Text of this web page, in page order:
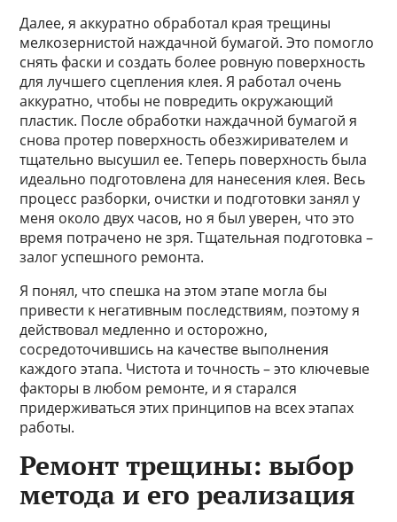
Далее, я аккуратно обработал края трещины
мелкозернистой наждачной бумагой. Это помогло
снять фаски и создать более ровную поверхность
для лучшего сцепления клея. Я работал очень
аккуратно, чтобы не повредить окружающий
пластик. После обработки наждачной бумагой я
снова протер поверхность обезжиривателем и
тщательно высушил ее. Теперь поверхность была
идеально подготовлена для нанесения клея. Весь
процесс разборки, очистки и подготовки занял у
меня около двух часов, но я был уверен, что это
время потрачено не зря. Тщательная подготовка –
залог успешного ремонта.
Я понял, что спешка на этом этапе могла бы
привести к негативным последствиям, поэтому я
действовал медленно и осторожно,
сосредоточившись на качестве выполнения
каждого этапа. Чистота и точность – это ключевые
факторы в любом ремонте, и я старался
придерживаться этих принципов на всех этапах
работы.
Ремонт трещины: выбор
метода и его реализация